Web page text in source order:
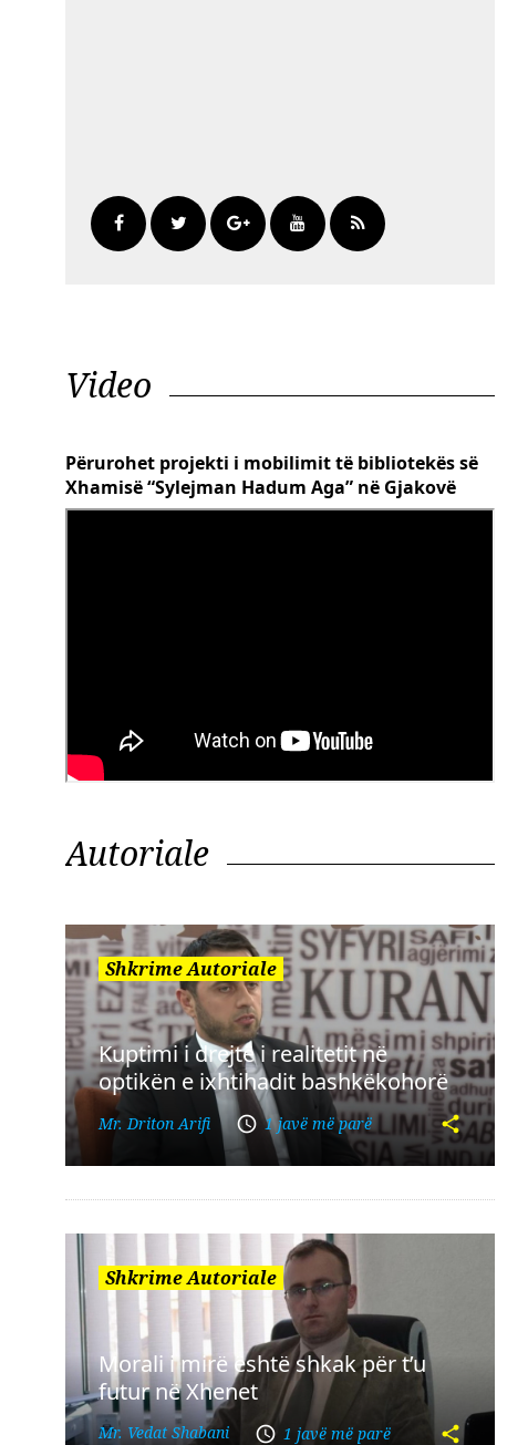
Video
Përurohet projekti i mobilimit të bibliotekës së
Xhamisë “Sylejman Hadum Aga” në Gjakovë
Autoriale
Shkrime Autoriale
Kuptimi i drejtë i realitetit në
optikën e ixhtihadit bashkëkohorë
Mr. Driton Arifi 1 javë më parë
Shkrime Autoriale
Morali i mirë është shkak për t’u
futur në Xhenet
Mr. Vedat Shabani 1 javë më parë